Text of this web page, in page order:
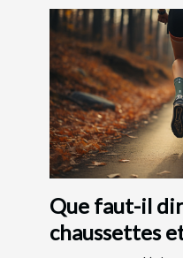
Que faut-il
chaussettes